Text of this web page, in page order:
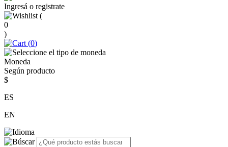
Ingresá o registrate
(
0
)
(0)
Moneda
Según producto
$
ES
EN